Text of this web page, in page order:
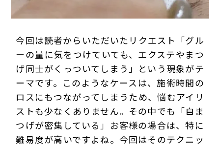
今回は読者からいただいたリクエスト「グル
ーの量に気をつけていても、エクステやまつ
げ同士がくっついてしまう」という現象がテ
ーマです。このようなケースは、施術時間の
ロスにもつながってしまうため、悩むアイリ
ストも少なくありません。その中でも「自ま
つげが密集している」お客様の場合は、特に
難易度が高いですよね。今回はそのテクニッ